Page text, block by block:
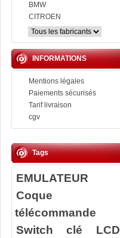
BMW
CITROEN
INFORMATIONS
Mentions légales
Paiements sécurisés
Tarif livraison
cgv
Tags
EMULATEUR
Coque
télécommande
Switch clé
LCD